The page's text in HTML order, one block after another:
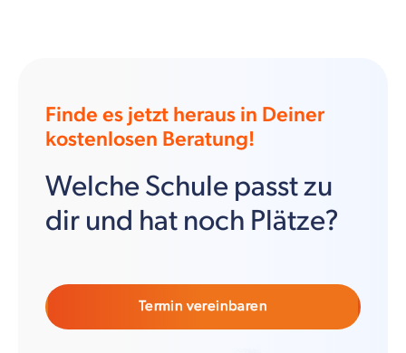
Finde es jetzt heraus in Deiner
kostenlosen Beratung!
Welche Schule passt zu
dir und hat noch Plätze?
Termin vereinbaren